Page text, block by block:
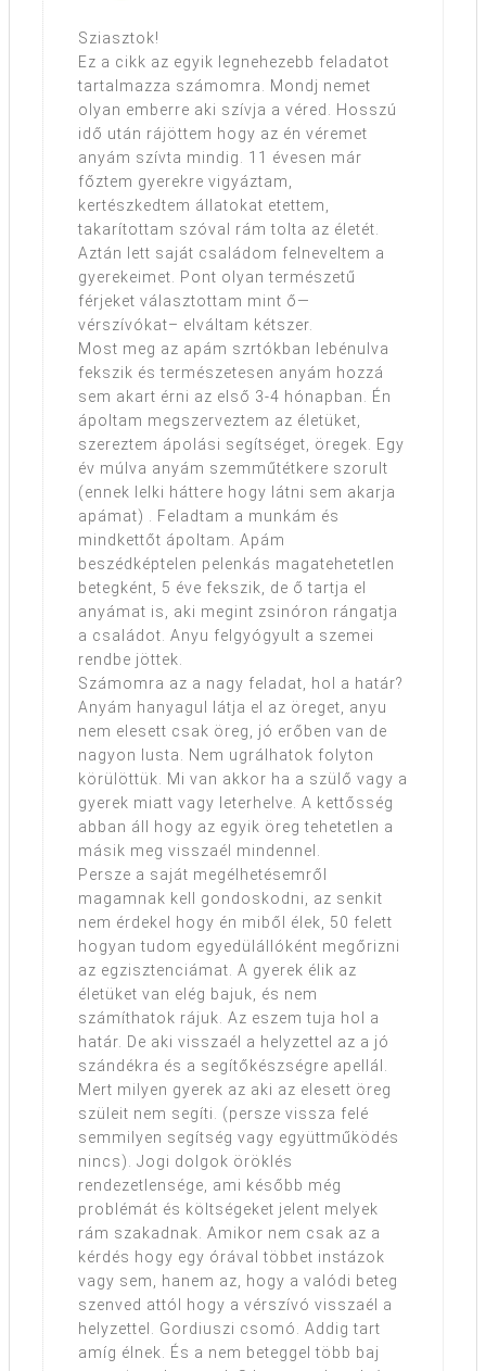
Sziasztok!
Ez a cikk az egyik legnehezebb feladatot
tartalmazza számomra. Mondj nemet
olyan emberre aki szívja a véred. Hosszú
idő után rájöttem hogy az én véremet
anyám szívta mindig. 11 évesen már
főztem gyerekre vigyáztam,
kertészkedtem állatokat etettem,
takarítottam szóval rám tolta az életét.
Aztán lett saját családom felneveltem a
gyerekeimet. Pont olyan természetű
férjeket választottam mint ő—
vérszívókat– elváltam kétszer.
Most meg az apám szrtókban lebénulva
fekszik és természetesen anyám hozzá
sem akart érni az első 3-4 hónapban. Én
ápoltam megszerveztem az életüket,
szereztem ápolási segítséget, öregek. Egy
év múlva anyám szemműtétkere szorult
(ennek lelki háttere hogy látni sem akarja
apámat) . Feladtam a munkám és
mindkettőt ápoltam. Apám
beszédképtelen pelenkás magatehetetlen
betegként, 5 éve fekszik, de ő tartja el
anyámat is, aki megint zsinóron rángatja
a családot. Anyu felgyógyult a szemei
rendbe jöttek.
Számomra az a nagy feladat, hol a határ?
Anyám hanyagul látja el az öreget, anyu
nem elesett csak öreg, jó erőben van de
nagyon lusta. Nem ugrálhatok folyton
körülöttük. Mi van akkor ha a szülő vagy a
gyerek miatt vagy leterhelve. A kettősség
abban áll hogy az egyik öreg tehetetlen a
másik meg visszaél mindennel.
Persze a saját megélhetésemről
magamnak kell gondoskodni, az senkit
nem érdekel hogy én miből élek, 50 felett
hogyan tudom egyedülállóként megőrizni
az egzisztenciámat. A gyerek élik az
életüket van elég bajuk, és nem
számíthatok rájuk. Az eszem tuja hol a
határ. De aki visszaél a helyzettel az a jó
szándékra és a segítőkészségre apellál.
Mert milyen gyerek az aki az elesett öreg
szüleit nem segíti. (persze vissza felé
semmilyen segítség vagy együttműködés
nincs). Jogi dolgok öröklés
rendezetlensége, ami később még
problémát és költségeket jelent melyek
rám szakadnak. Amikor nem csak az a
kérdés hogy egy órával többet instázok
vagy sem, hanem az, hogy a valódi beteg
szenved attól hogy a vérszívó visszaél a
helyzettel. Gordiuszi csomó. Addig tart
amíg élnek. És a nem beteggel több baj